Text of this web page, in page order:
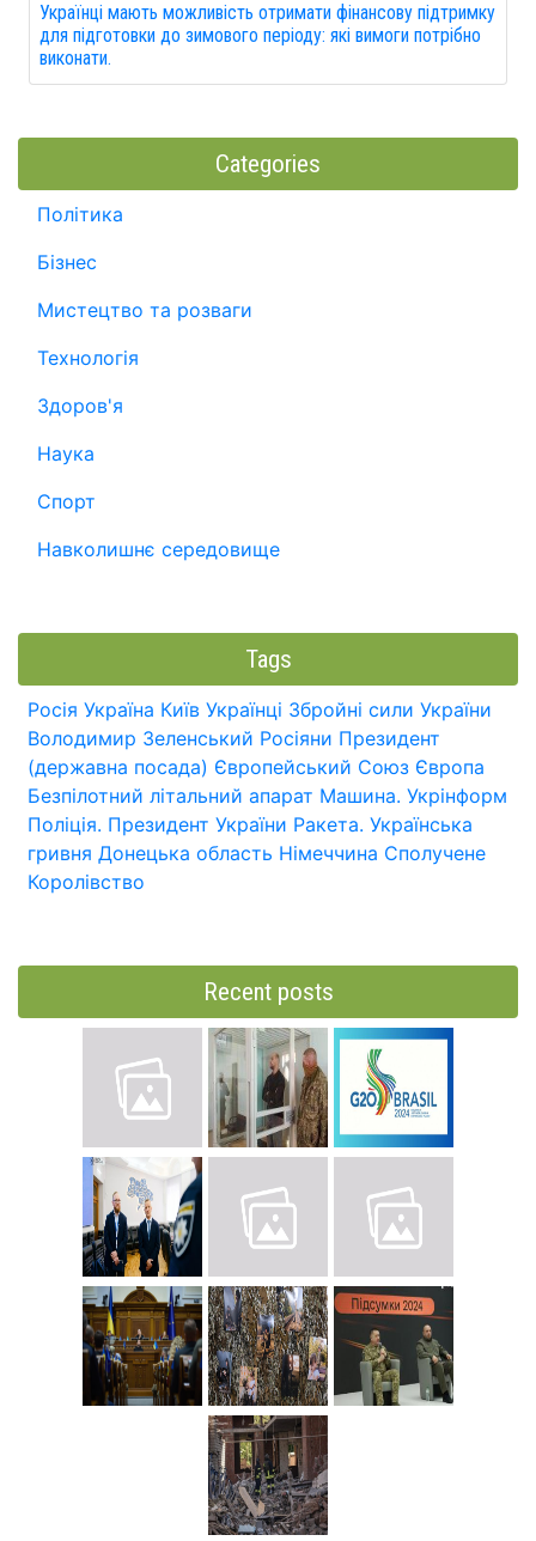
Українці мають можливість отримати фінансову підтримку
для підготовки до зимового періоду: які вимоги потрібно
виконати.
Categories
Політика
Бізнес
Мистецтво та розваги
Технологія
Здоров'я
Наука
Спорт
Навколишнє середовище
Tags
Росія Україна Київ Українці Збройні сили України
Володимир Зеленський Росіяни Президент
(державна посада) Європейський Союз Європа
Безпілотний літальний апарат Машина. Укрінформ
Поліція. Президент України Ракета. Українська
гривня Донецька область Німеччина Сполучене
Королівство
Recent posts